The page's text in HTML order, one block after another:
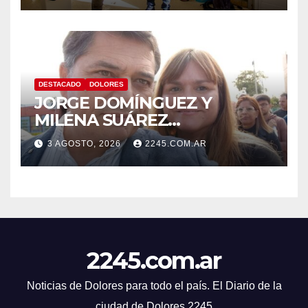
DESTACADO DOLORES
JORGE DOMÍNGUEZ Y
MILENA SUÁREZ
INTENSIFICAN LA AGENDA
OPOSITORA EN DOLORES
CON UNA SERIE DE
3 AGOSTO, 2026 2245.COM.AR
2245.com.ar
Noticias de Dolores para todo el país. El Diario de la